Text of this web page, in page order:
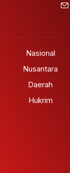
Nasional
Nusantara
Daerah
Hukrim